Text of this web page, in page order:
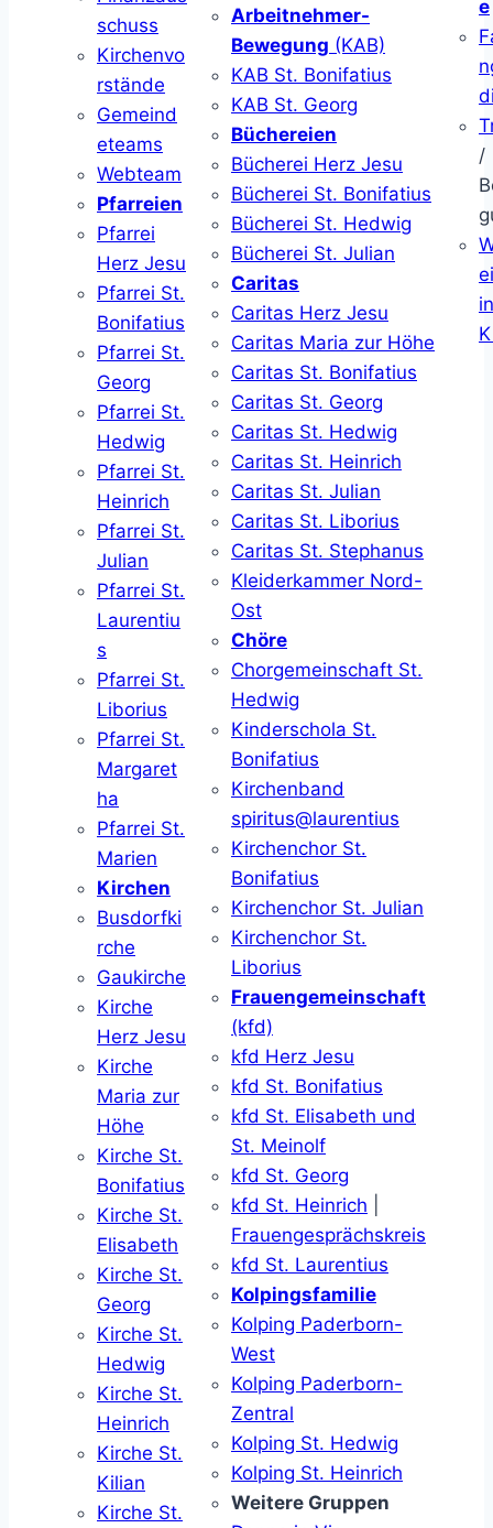
schuss
Kirchenvo
rstände
Gemeind
eteams
Webteam
Pfarreien
Pfarrei
Herz Jesu
Pfarrei St.
Bonifatius
Pfarrei St.
Georg
Pfarrei St.
Hedwig
Pfarrei St.
Heinrich
Pfarrei St.
Julian
Pfarrei St.
Laurentiu
s
Pfarrei St.
Liborius
Pfarrei St.
Margaret
ha
Pfarrei St.
Marien
Kirchen
Busdorfki
rche
Gaukirche
Kirche
Herz Jesu
Kirche
Maria zur
Höhe
Kirche St.
Bonifatius
Kirche St.
Elisabeth
Kirche St.
Georg
Kirche St.
Hedwig
Kirche St.
Heinrich
Kirche St.
Kilian
Kirche St.
Arbeitnehmer-
Bewegung (KAB)
KAB St. Bonifatius
KAB St. Georg
Büchereien
Bücherei Herz Jesu
Bücherei St. Bonifatius
Bücherei St. Hedwig
Bücherei St. Julian
Caritas
Caritas Herz Jesu
Caritas Maria zur Höhe
Caritas St. Bonifatius
Caritas St. Georg
Caritas St. Hedwig
Caritas St. Heinrich
Caritas St. Julian
Caritas St. Liborius
Caritas St. Stephanus
Kleiderkammer Nord-
Ost
Chöre
Chorgemeinschaft St.
Hedwig
Kinderschola St.
Bonifatius
Kirchenband
spiritus@laurentius
Kirchenchor St.
Bonifatius
Kirchenchor St. Julian
Kirchenchor St.
Liborius
Frauengemeinschaft
(kfd)
kfd Herz Jesu
kfd St. Bonifatius
kfd St. Elisabeth und
St. Meinolf
kfd St. Georg
kfd St. Heinrich
Frauengesprächskreis
kfd St. Laurentius
Kolpingsfamilie
Kolping Paderborn-
West
Kolping Paderborn-
Zentral
Kolping St. Hedwig
Kolping St. Heinrich
Weitere Gruppen
e
/